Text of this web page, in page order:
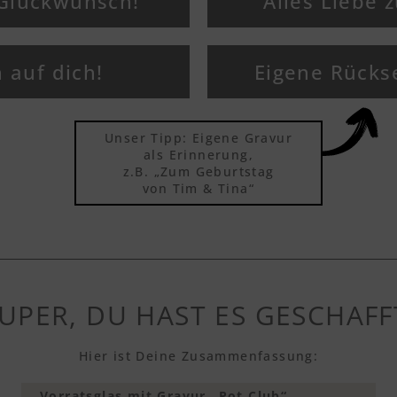
auf dich! Eigene
Unser Tipp: Eigene Gravur
als Erinnerung,
z.B. „Zum Geburtstag
von Tim & Tina“
DU HAST ES
Hier ist Deine Zusammenfassung: